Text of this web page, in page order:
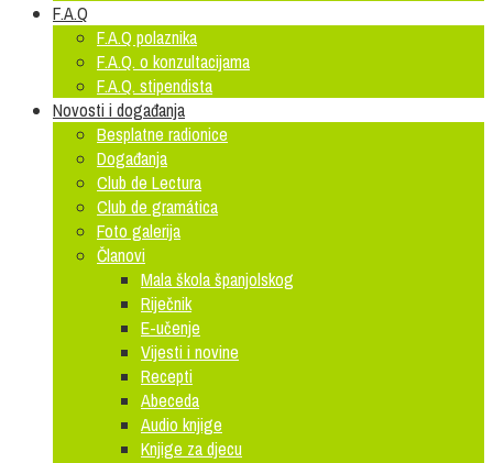
F.A.Q
F.A.Q polaznika
F.A.Q. o konzultacijama
F.A.Q. stipendista
Novosti i događanja
Besplatne radionice
Događanja
Club de Lectura
Club de gramática
Foto galerija
Članovi
Mala škola španjolskog
Riječnik
E-učenje
Vijesti i novine
Recepti
Abeceda
Audio knjige
Knjige za djecu